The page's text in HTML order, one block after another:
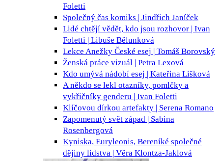
Foletti
Společný čas komiks | Jindřich Janíček
Lidé chtějí vědět, kdo jsou rozhovor | Ivan
Foletti | Libuše Bělunková
Lekce Anežky České esej | Tomáš Borovský
Ženská práce vizuál | Petra Lexová
Kdo umývá nádobí esej | Kateřina Lišková
A někdo se lekl otazníky, pomlčky a
vykřičníky genderu | Ivan Foletti
Klíčovou dírkou artefakty | Serena Romano
Zapomenutý svět západ | Sabina
Rosenbergová
Kyniska, Euryleonis, Bereníké společné
dějiny lidstva | Věra Klontza-Jaklová